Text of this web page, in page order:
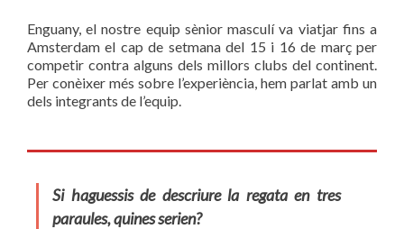
Enguany, el nostre equip sènior masculí va viatjar fins a
Amsterdam el cap de setmana del 15 i 16 de març per
competir contra alguns dels millors clubs del continent.
Per conèixer més sobre l’experiència, hem parlat amb un
dels integrants de l’equip.
Si haguessis de descriure la regata en tres
paraules, quines serien?